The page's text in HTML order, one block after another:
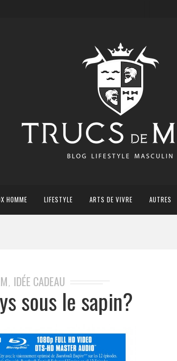
HOMME LIFESTYLE ARTS DE VIVRE AUTRES
, IDÉE CADEAU
sous le sapin?